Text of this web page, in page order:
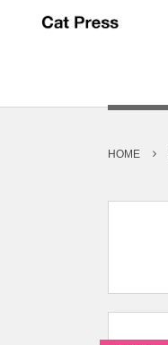
HOME